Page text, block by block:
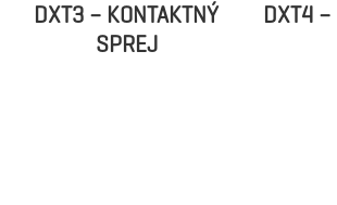
DXT3 – KONTAKTNÝ
SPREJ
DXT4 –